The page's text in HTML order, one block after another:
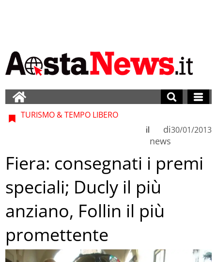
TURISMO & TEMPO LIBERO
di
news
il 30/01/2013
Fiera: consegnati i premi
speciali; Ducly il più
anziano, Follin il più
promettente